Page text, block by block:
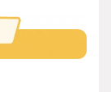
い。
くお断りいた
はコンロ、焚